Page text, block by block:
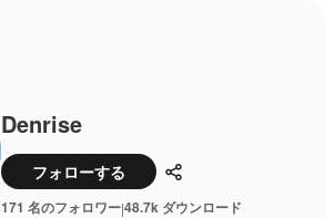
Denrise
フォローする 共有
171 名のフォロワー|48.7k ダウンロード